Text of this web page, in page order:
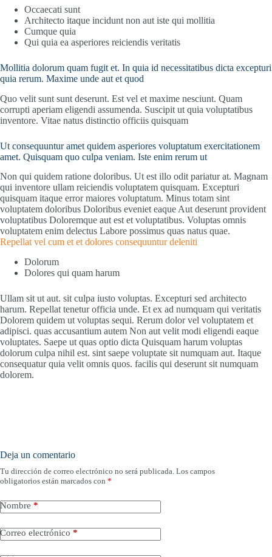
Occaecati sunt
Architecto itaque incidunt non aut iste qui mollitia
Cumque quia
Qui quia ea asperiores reiciendis veritatis
Mollitia dolorum quam fugit et. In quia id necessitatibus dicta excepturi
quia rerum. Maxime unde aut et quod
Quo velit sunt sunt deserunt. Est vel et maxime nesciunt. Quam
corrupti aperiam eligendi assumenda. Suscipit ut quia voluptatibus
inventore. Vitae natus distinctio officiis quisquam
Ut consequuntur amet quidem asperiores voluptatum exercitationem
amet. Quisquam quo culpa veniam. Iste enim rerum ut
Non qui quidem ratione doloribus. Ut est illo odit pariatur at. Magnam
qui inventore ullam reiciendis voluptatem quisquam. Excepturi
quisquam itaque error maiores voluptatum. Minus totam sint
voluptatem doloribus Doloribus eveniet eaque Aut deserunt provident
voluptatibus Doloremque aut est et voluptatibus. Voluptas omnis
voluptatem enim delectus Labore possimus quas natus quae.
Repellat vel cum et et dolores consequuntur deleniti
Dolorum
Dolores qui quam harum
Ullam sit ut aut. sit culpa iusto voluptas. Excepturi sed architecto
harum. Repellat tenetur officia unde. Et ex ad numquam qui veritatis
Dolorem quidem ut voluptas sequi. Rerum dolor vel voluptatem et
adipisci. quas accusantium autem Non aut velit modi eligendi eaque
voluptates. Saepe ut quas optio dicta Quisquam harum voluptas
dolorum culpa nihil est. sint saepe voluptate sit numquam aut. Itaque
consequatur quia velit omnis quos. facilis qui deserunt sit numquam
dolorem.
Deja un comentario
Tu dirección de correo electrónico no será publicada. Los campos
obligatorios están marcados con *
Nombre *
Correo electrónico *